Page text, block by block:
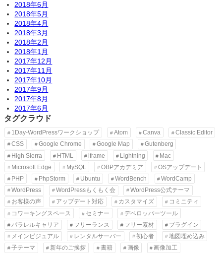
2018年6月
2018年5月
2018年4月
2018年3月
2018年2月
2018年1月
2017年12月
2017年11月
2017年10月
2017年9月
2017年8月
2017年6月
タグクラウド
1Day-WordPressワークショップ Atom Canva
Classic Editor
CSS
Google Chrome Google Map
Gutenberg
High Sierra
HTML iframe Lightning
Mac
Microsoft Edge
MySQL OBPアカデミア
OSアップデート
PHP
PhpStorm Ubuntu WordBench
WordCamp
WordPress
WordPressもくもく会
WordPress公式テーマ
お客様の声
アップデート対応 カスタマイズ
コミニティ
コワーキングスペース
セミナー
デベロッパーツール
パラレルキャリア
フリーランス フリー素材
プラグイン
メインビジュアル
レンタルサーバー 初心者
地図埋め込み
子テーマ
新年のご挨拶 書籍 画像 画像加工